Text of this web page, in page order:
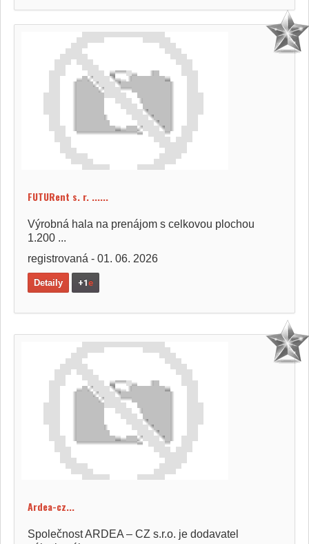
FUTURent s. r. ......
Výrobná hala na prenájom s celkovou plochou
1.200 ...
registrovaná - 01. 06. 2026
Detaily +1e
Ardea-cz...
Společnost ARDEA – CZ s.r.o. je dodavatel